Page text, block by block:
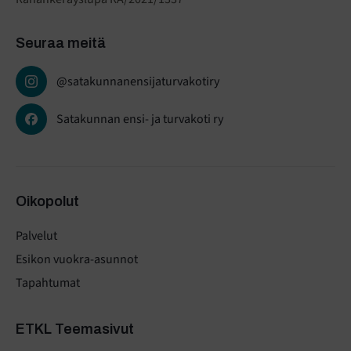
Seuraa meitä
@satakunnanensijaturvakotiry
Satakunnan ensi- ja turvakoti ry
Oikopolut
Palvelut
Esikon vuokra-asunnot
Tapahtumat
ETKL Teemasivut